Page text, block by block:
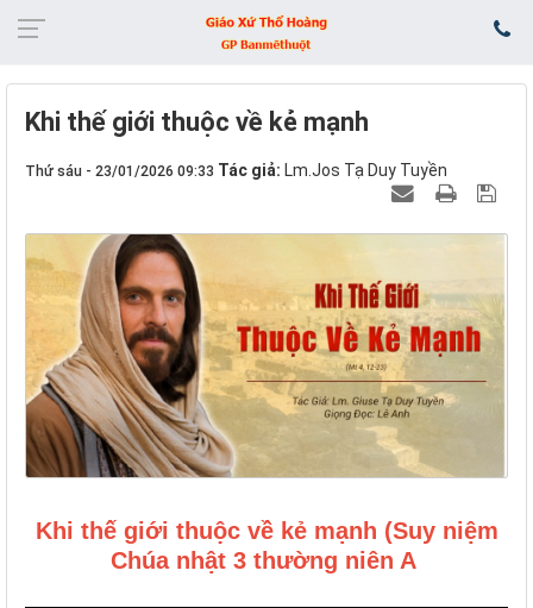
Khi thế giới thuộc về kẻ mạnh
Thứ sáu - 23/01/2026 09:33 Tác giả: Lm.Jos Tạ Duy Tuyền
Khi thế giới thuộc về kẻ mạnh (Suy niệm
Chúa nhật 3 thường niên A